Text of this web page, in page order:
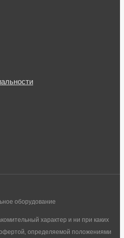
оборудование
характер и ни при каких
определяемой положениями